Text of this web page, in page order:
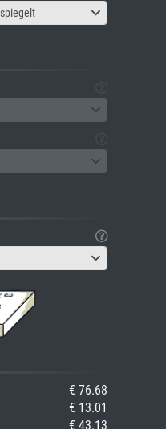
€ 76.68
€ 13.01
€ 43.13